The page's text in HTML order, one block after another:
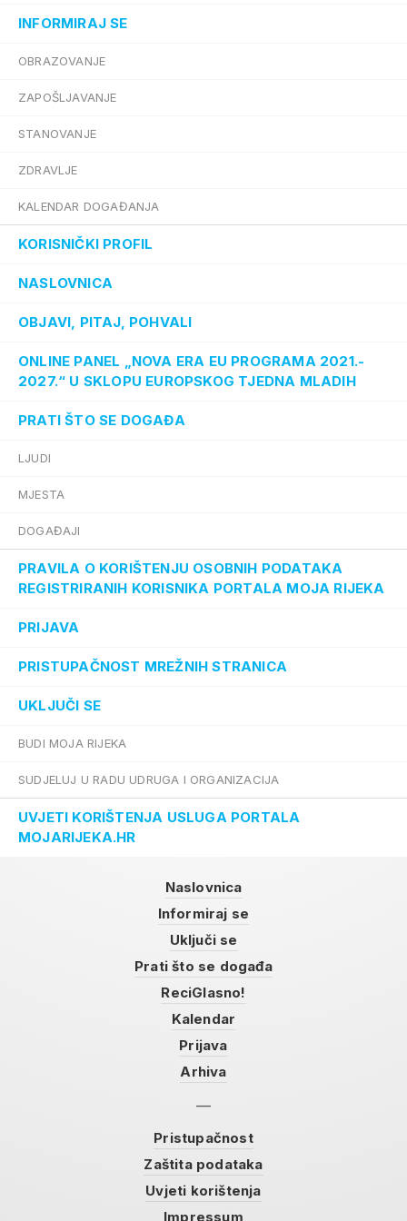
INFORMIRAJ SE
OBRAZOVANJE
ZAPOŠLJAVANJE
STANOVANJE
ZDRAVLJE
KALENDAR DOGAĐANJA
KORISNIČKI PROFIL
NASLOVNICA
OBJAVI, PITAJ, POHVALI
ONLINE PANEL „NOVA ERA EU PROGRAMA 2021.-
2027.“ U SKLOPU EUROPSKOG TJEDNA MLADIH
PRATI ŠTO SE DOGAĐA
LJUDI
MJESTA
DOGAĐAJI
PRAVILA O KORIŠTENJU OSOBNIH PODATAKA
REGISTRIRANIH KORISNIKA PORTALA MOJA RIJEKA
PRIJAVA
PRISTUPAČNOST MREŽNIH STRANICA
UKLJUČI SE
BUDI MOJA RIJEKA
SUDJELUJ U RADU UDRUGA I ORGANIZACIJA
UVJETI KORIŠTENJA USLUGA PORTALA
MOJARIJEKA.HR
Naslovnica
Informiraj se
Uključi se
Prati što se događa
ReciGlasno!
Kalendar
Prijava
Arhiva
Pristupačnost
Zaštita podataka
Uvjeti korištenja
Impressum